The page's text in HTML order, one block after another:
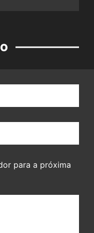
para a próxima